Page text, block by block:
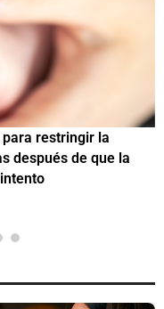
restringir la
después de que la